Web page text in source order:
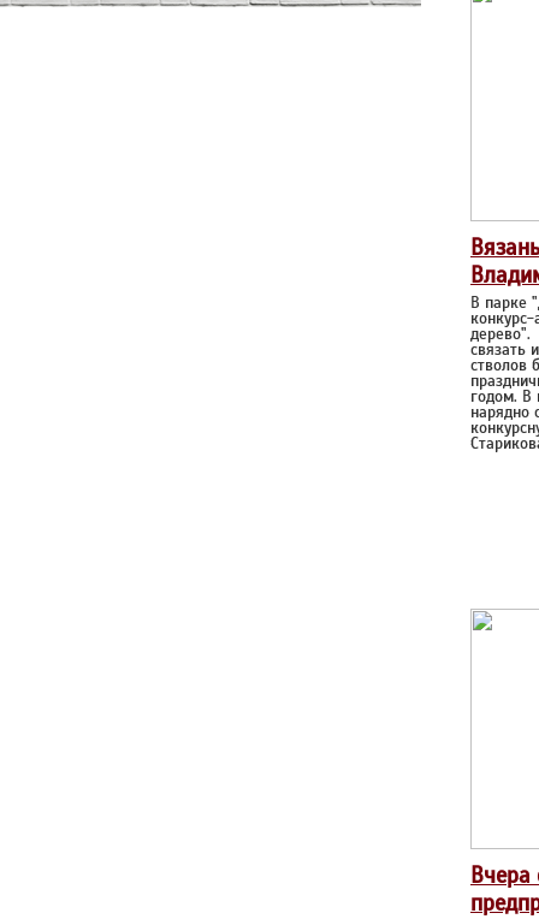
В парке
связать
стволов
годом. В
нарядно
Вчера